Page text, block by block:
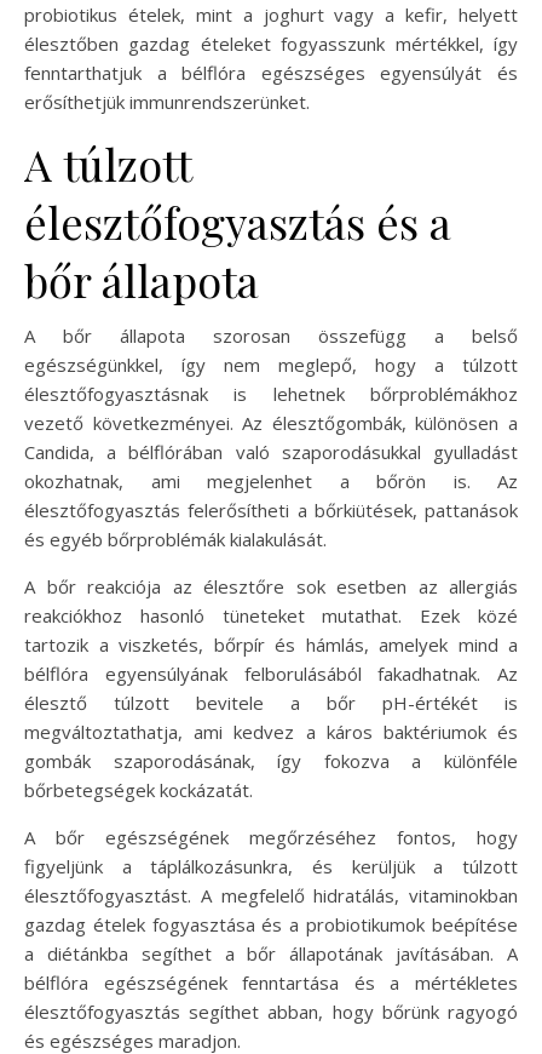
probiotikus ételek, mint a joghurt vagy a kefir, helyett
élesztőben gazdag ételeket fogyasszunk mértékkel, így
fenntarthatjuk a bélflóra egészséges egyensúlyát és
erősíthetjük immunrendszerünket.
A túlzott
élesztőfogyasztás és a
bőr állapota
A bőr állapota szorosan összefügg a belső
egészségünkkel, így nem meglepő, hogy a túlzott
élesztőfogyasztásnak is lehetnek bőrproblémákhoz
vezető következményei. Az élesztőgombák, különösen a
Candida, a bélflórában való szaporodásukkal gyulladást
okozhatnak, ami megjelenhet a bőrön is. Az
élesztőfogyasztás felerősítheti a bőrkiütések, pattanások
és egyéb bőrproblémák kialakulását.
A bőr reakciója az élesztőre sok esetben az allergiás
reakciókhoz hasonló tüneteket mutathat. Ezek közé
tartozik a viszketés, bőrpír és hámlás, amelyek mind a
bélflóra egyensúlyának felborulásából fakadhatnak. Az
élesztő túlzott bevitele a bőr pH-értékét is
megváltoztathatja, ami kedvez a káros baktériumok és
gombák szaporodásának, így fokozva a különféle
bőrbetegségek kockázatát.
A bőr egészségének megőrzéséhez fontos, hogy
figyeljünk a táplálkozásunkra, és kerüljük a túlzott
élesztőfogyasztást. A megfelelő hidratálás, vitaminokban
gazdag ételek fogyasztása és a probiotikumok beépítése
a diétánkba segíthet a bőr állapotának javításában. A
bélflóra egészségének fenntartása és a mértékletes
élesztőfogyasztás segíthet abban, hogy bőrünk ragyogó
és egészséges maradjon.